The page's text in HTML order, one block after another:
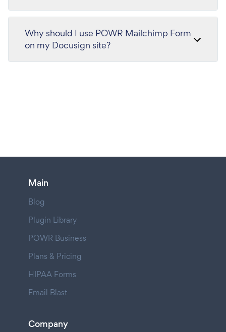
Why should I use POWR Mailchimp Form
on my Docusign site?
Main
Blog
Plugin Library
POWR Business
Plans & Pricing
HIPAA Forms
Email Blast
Company